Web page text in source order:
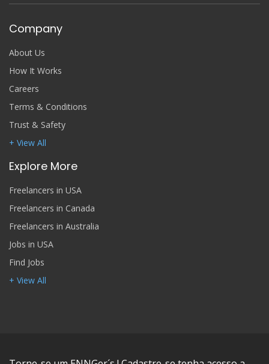
Company
About Us
How It Works
Careers
Terms & Conditions
Trust & Safety
+ View All
Explore More
Freelancers in USA
Freelancers in Canada
Freelancers in Australia
Jobs in USA
Find Jobs
+ View All